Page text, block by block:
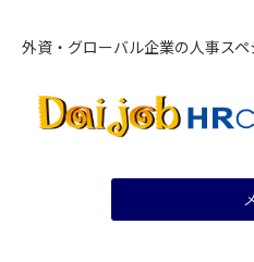
外資・グローバル企業の人事ス